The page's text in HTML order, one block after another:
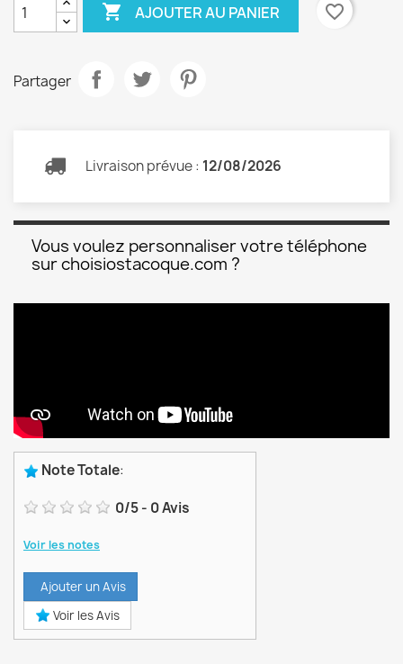
 AJOUTER AU PANIER favorite_border
Partager
Livraison prévue : 12/08/2026
Vous voulez personnaliser votre téléphone
sur choisiostacoque.com ?
Note Totale:
0/5- 0Avis
Voir les notes
Ajouter un Avis
Voir les Avis